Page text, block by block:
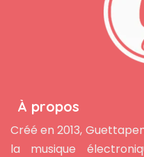
À propos
Créé en 2013,
la musique